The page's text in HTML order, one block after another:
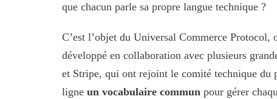
que chacun parle sa propre langue technique ?
C’est l’objet du Universal Commerce Protocol,
développé en collaboration avec plusieurs
et Stripe, qui ont rejoint le comité technique du
ligne un vocabulaire commun pour gérer